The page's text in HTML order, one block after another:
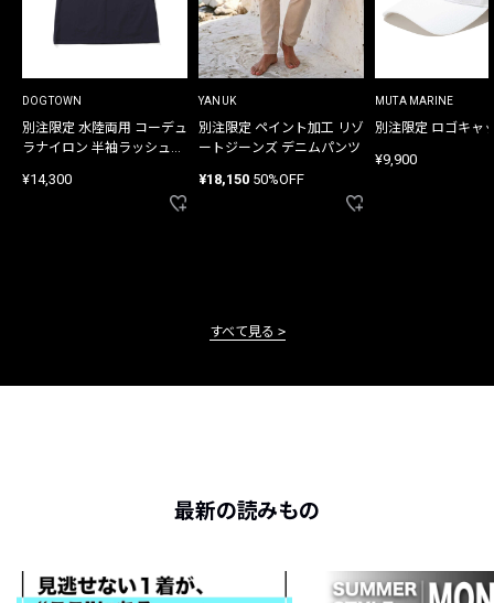
DOGTOWN
別注限定 水陸両用 コーデュ
ラナイロン 半袖ラッシュガ
¥14,300
YANUK
別注限定 ペイント加工 リゾ
ートジーンズ デニムパンツ
¥18,150 50%OFF
MUTA MARINE
別注限定 ロゴキャ
¥9,900
すべて見る
最新の読みもの